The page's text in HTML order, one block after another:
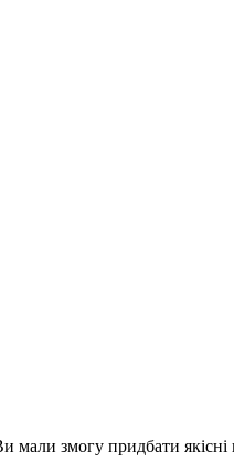
змогу придбати